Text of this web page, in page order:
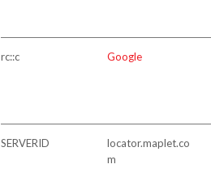
rc::c Google
SERVERID
locator.maplet.co
m